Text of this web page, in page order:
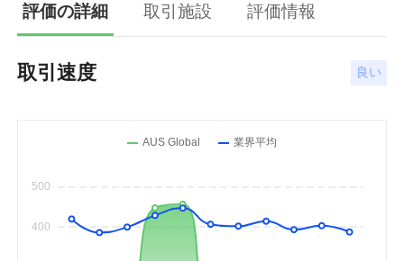
評価の詳細 取引施設 評価情報
取引速度 良い